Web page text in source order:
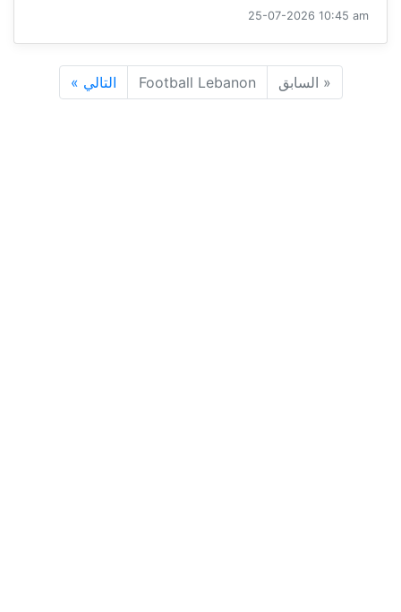
25-07-2026 10:45 am
« السابق Football Lebanon التالي »